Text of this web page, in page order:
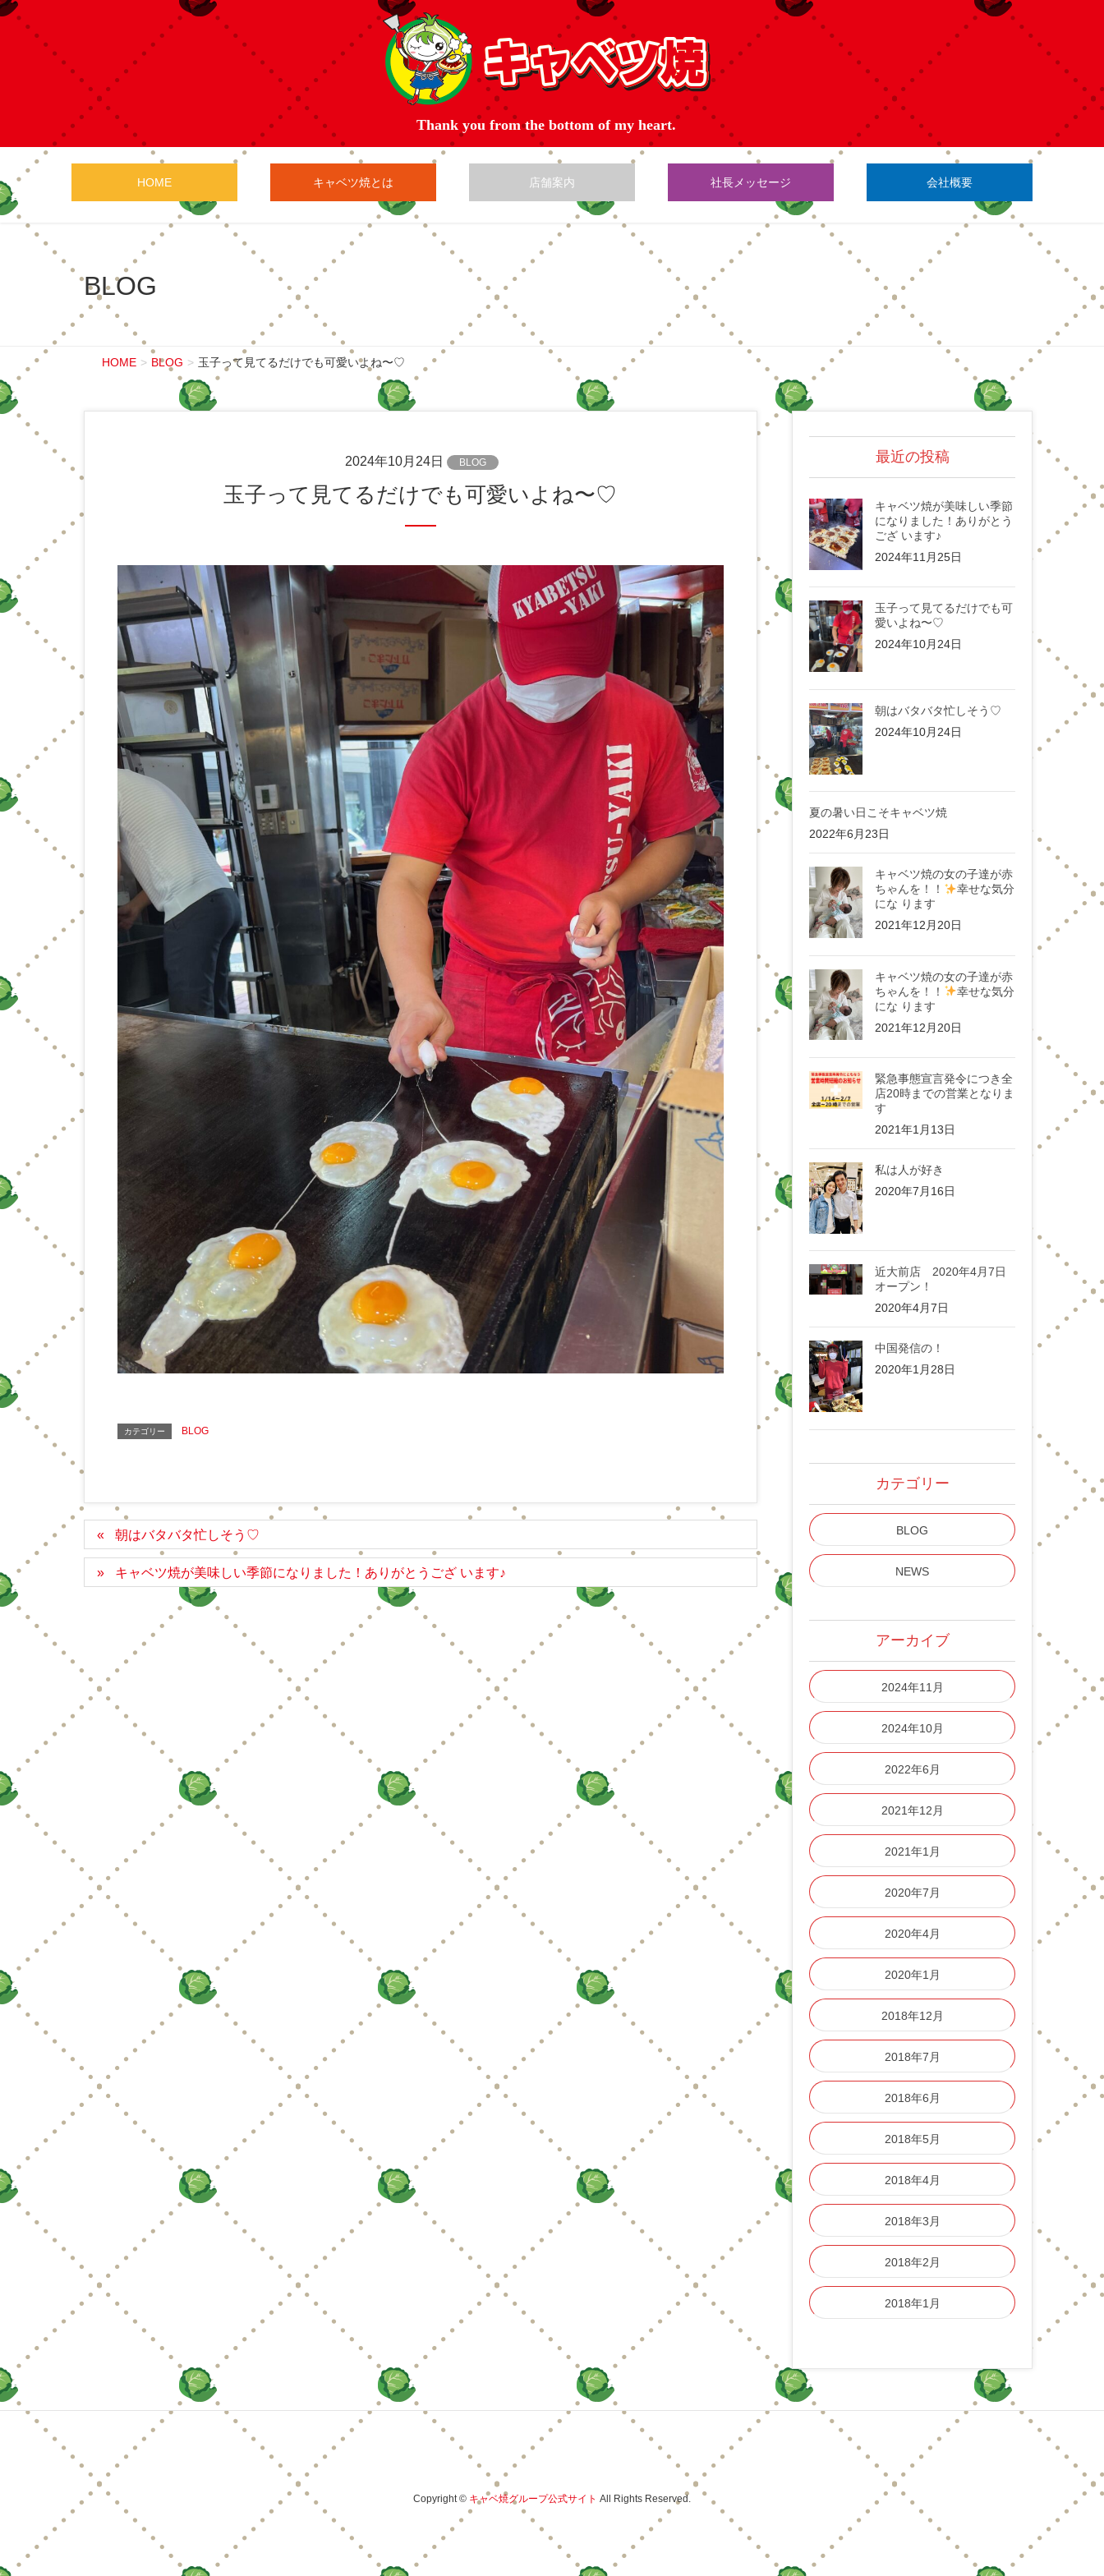
HOME キャベツ焼とは 店舗案内 社長メッセージ 会社概要
BLOG
HOME BLOG 玉子って見てるだけでも可愛いよね〜♡
2024年10月24日 BLOG
玉子って見てるだけでも可愛いよね〜♡
カテゴリー BLOG
朝はバタバタ忙しそう♡
キャベツ焼が美味しい季節になりました！ありがとうござ います♪
最近の投稿
キャベツ焼が美味しい季節
になりました！ありがとう
ござ います♪
2024年11月25日
玉子って見てるだけでも可
愛いよね〜♡
2024年10月24日
朝はバタバタ忙しそう♡
2024年10月24日
夏の暑い日こそキャベツ焼
2022年6月23日
キャベツ焼の女の子達が赤
ちゃんを！！
幸せな気分
にな ります
2021年12月20日
キャベツ焼の女の子達が赤
ちゃんを！！
幸せな気分
にな ります
2021年12月20日
緊急事態宣言発令につき全
店20時までの営業となりま
す
2021年1月13日
私は人が好き
2020年7月16日
近大前店 2020年4月7日
オープン！
2020年4月7日
中国発信の！
2020年1月28日
カテゴリー
BLOG
NEWS
アーカイブ
2024年11月
2024年10月
2022年6月
2021年12月
2021年1月
2020年7月
2020年4月
2020年1月
2018年12月
2018年7月
2018年6月
2018年5月
2018年4月
2018年3月
2018年2月
2018年1月
Copyright © キャベ焼グループ公式サイト All Rights Reserved.